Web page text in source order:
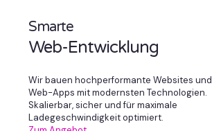
Smarte
Web-Entwicklung
Wir bauen hochperformante Websites und
Web-Apps mit modernsten Technologien.
Skalierbar, sicher und für maximale
Ladegeschwindigkeit optimiert.